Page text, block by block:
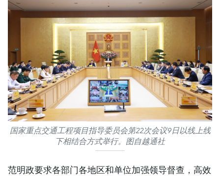
国家重点交通工程项目指导委员会第22次会议9日以线上线
下相结合方式举行。图自越通社
范明政要求各部门各地区和单位加强领导督查，高效